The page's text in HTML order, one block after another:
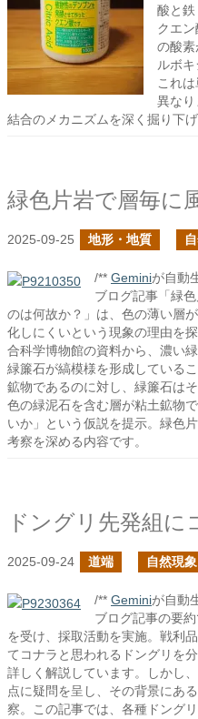
酸と鉄
クエ
の酸素
ルボ
これ
異な
結合のメカニズムを深く掘り下
2025-09-25 地形・地質
/** Geminiが自動
ブログ記事「緑
のは何故か？」は、色の薄い層
化しにくいという現象の理由を
合科学博物館の資料から、濃い
緑簾石が縞模様を形成している
鉱物であるのに対し、緑簾石は
色の緑泥石を含む層が粘土鉱物
いか」という仮説を提示。緑色
考察を深める内容です。
ドングリ先発組に
2025-09-24 道端 自然現象
/** Geminiが自動
ブログ記事の要
を受け、採取活動を実施。戦利
てコナラと思われるドングリを
詳しく解説しています。しかし
点に疑問を呈し、その背景にあ
察。この記事では、各種ドング